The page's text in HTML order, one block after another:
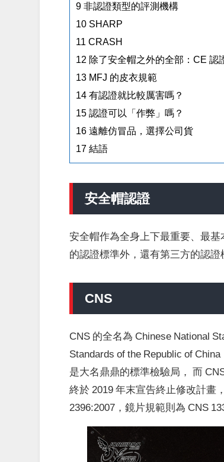
9 非認證類型的評測機構
10 SHARP
11 CRASH
12 除了安全帽之外的全部：CE 認
13 MFJ 的皮衣規範
14 有認證就比較厲害嗎？
15 認證可以「作弊」嗎？
16 遠離仿冒品，選擇公司貨
17 結語
安全帽認證
安全帽作為全身上下最重要、最
的認證標準外，還有第三方的認證
CNS
CNS 的全名為 Chinese National
Standards of the Republic of
是大名鼎鼎的標準檢驗局， 而
終於 2019 年末宣告終止修改計畫
2396:2007，鏡片規範則為 CNS